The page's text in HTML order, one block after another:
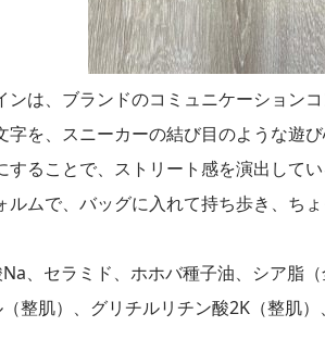
は、ブランドのコミュニケーションコ
字を、スニーカーの結び目のような
することで、ストリート感を演出して
ルムで、バッグに入れて持ち歩き、ち
、セラミド、ホホバ種子油、シア脂（
整肌）、グリチルリチン酸2K（整肌）